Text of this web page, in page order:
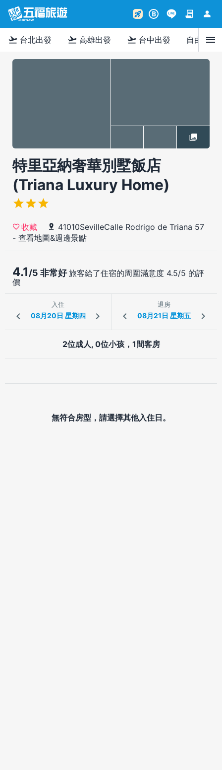
rocket_launch B contract person
flight_takeoff 台北出發 flight_takeoff 高雄出發 flight_takeoff 台中出發 自由行menu
特里亞納奢華別墅飯店
(Triana Luxury Home)
收藏
41010SevilleCalle Rodrigo de Triana 57
- 查看地圖&週邊景點
4.1/5 非常好旅客給了住宿的周圍滿意度 4.5/5 的評
價
入住 退房
2位成人, 0位小孩，1間客房
無符合房型，請選擇其他入住日。